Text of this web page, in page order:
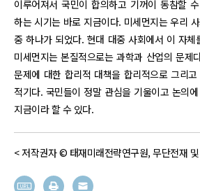
이루어져서 국민이 합의하고 기꺼이 동참할
하는 시기는 바로 지금이다. 미세먼지는 우리
중 하나가 되었다. 현대 대중 사회에서 이 자
미세먼지는 본질적으로는 과학과 산업의 문제
문제에 대한 합리적 대책을 합리적으로 그리
적기다. 국민들이 정말 관심을 기울이고 논의
지금이라 할 수 있다.
< 저작권자 © 태재미래전략연구원, 무단전재